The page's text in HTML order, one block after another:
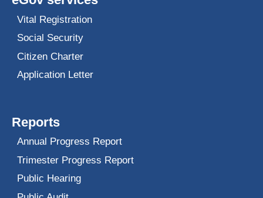
Vital Registration
Social Security
Citizen Charter
Application Letter
Reports
Annual Progress Report
Trimester Progress Report
Public Hearing